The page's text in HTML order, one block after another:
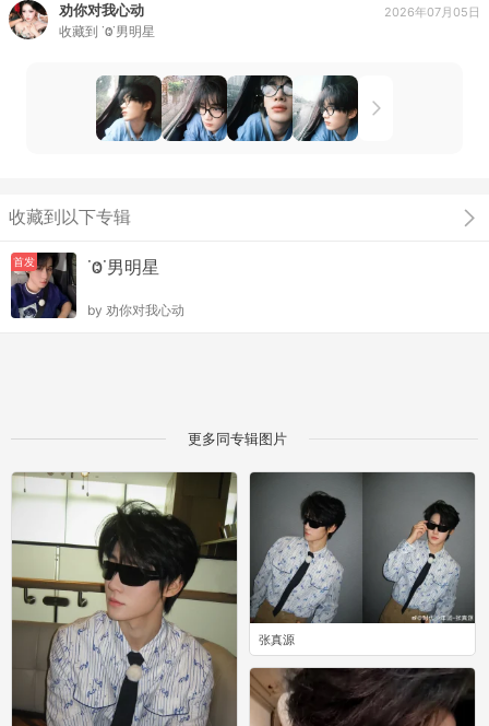
劝你对我心动
收藏到 ˙Ⱉ˙男明星
2026年07月05日
收藏到以下专辑
首发 ˙Ⱉ˙男明星
by 劝你对我心动
更多同专辑图片
张真源
0